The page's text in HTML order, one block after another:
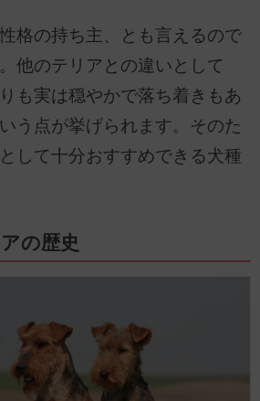
格の持ち主、とも言えるので
他のテリアとの違いとして
も実は穏やかで落ち着きもあ
う点が挙げられます。そのた
して十分おすすめできる犬種
の歴史